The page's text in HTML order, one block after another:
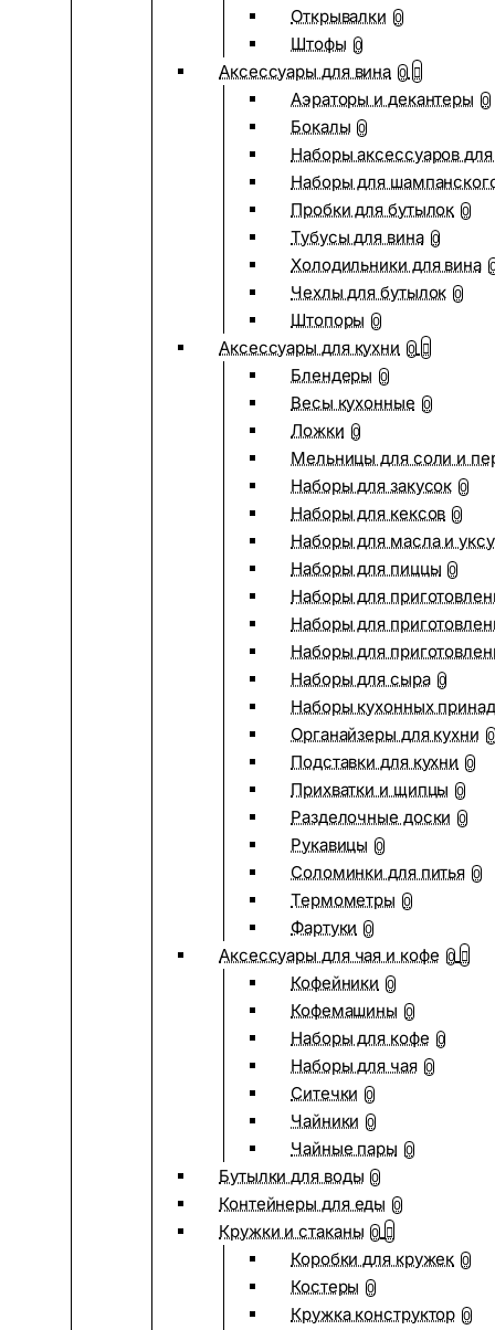
Открывалки 0
Штофы 0
Аксессуары для вина 0
Аэраторы и декантеры 0
Бокалы 0
Наборы аксессуаров
Наборы для
Пробки для бутылок 0
Тубусы для вина 0
Холодильники для вина
Чехлы для бутылок 0
Штопоры 0
Аксессуары для кухни 0
Блендеры 0
Весы кухонные 0
Ложки 0
Мельницы для соли и
Наборы для закусок 0
Наборы для кексов 0
Наборы для масла и
Наборы для пиццы 0
Наборы для
Наборы для
Наборы для
Наборы для сыра 0
Наборы кухонных
Органайзеры для кухни 0
Подставки для кухни 0
Прихватки и щипцы 0
Разделочные доски 0
Рукавицы 0
Соломинки для питья 0
Термометры 0
Фартуки 0
Аксессуары для чая и кофе 0
Кофейники 0
Кофемашины 0
Наборы для кофе 0
Наборы для чая 0
Ситечки 0
Чайники 0
Чайные пары 0
Бутылки для воды 0
Контейнеры для еды 0
Кружки и стаканы 0
Коробки для кружек 0
Костеры 0
Кружка конструктор 0